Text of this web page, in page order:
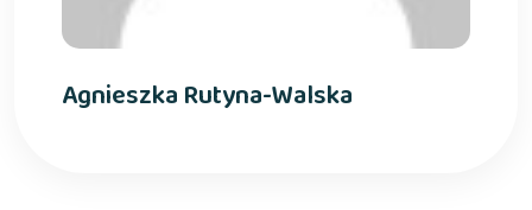
Agnieszka Rutyna-Walska